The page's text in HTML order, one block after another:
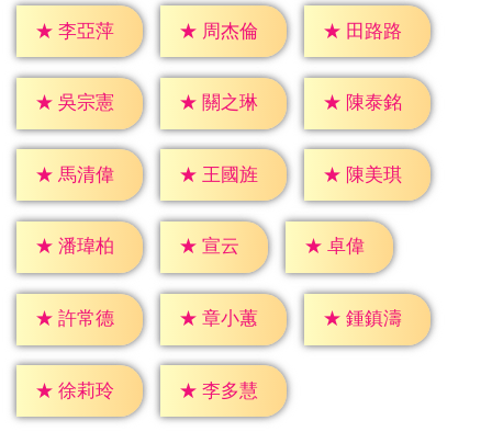
★ 李亞萍 ★ 周杰倫 ★ 田路路
★ 吳宗憲 ★ 關之琳 ★ 陳泰銘
★ 馬清偉 ★ 王國旌 ★ 陳美琪
★ 潘瑋柏 ★ 宣云 ★ 卓偉
★ 許常德 ★ 章小蕙 ★ 鍾鎮濤
★ 徐莉玲 ★ 李多慧